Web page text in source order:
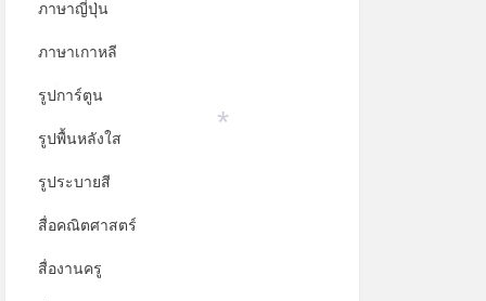
ภาษาญี่ปุ่น
ภาษาเกาหลี
รูปการ์ตูน
รูปพื้นหลังใส
รูประบายสี
สื่อคณิตศาสตร์
สื่องานครู